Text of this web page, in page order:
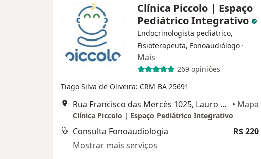
Clínica Piccolo | Espaço
Pediátrico Integrativo
Endocrinologista pediátrico,
Fisioterapeuta, Fonoaudiólogo ·
Mais
269 opiniões
Tiago Silva de Oliveira: CRM BA 25691
Rua Francisco das Mercês 1025, Lauro de Freitas • Mapa
Clínica Piccolo | Espaço Pediátrico Integrativo
Consulta Fonoaudiologia
R$ 220
Mostrar mais serviços